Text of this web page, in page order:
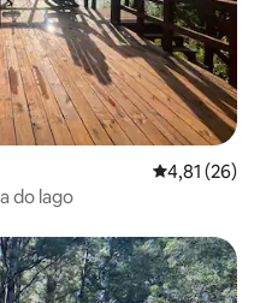
4,81 de uma
4,81 (26)
do lago